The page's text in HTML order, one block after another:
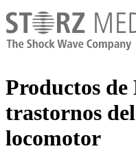
Productos
trastornos
locomotor